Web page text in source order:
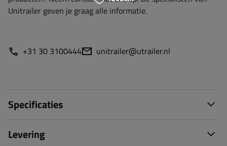
Unitrailer geven je graag alle informatie.
+31 30 3100444 unitrailer@utrailer.nl
Specificaties
Levering